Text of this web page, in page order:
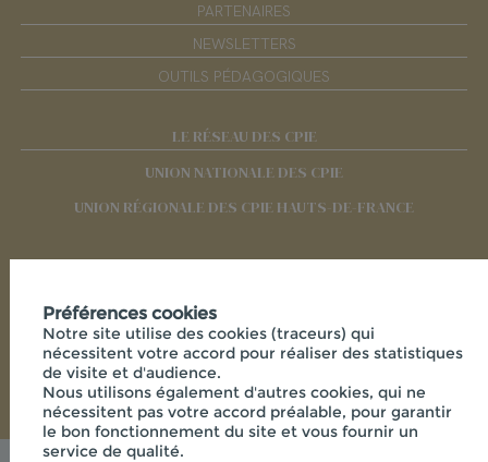
PARTENAIRES
NEWSLETTERS
OUTILS PÉDAGOGIQUES
LE RÉSEAU DES CPIE
UNION NATIONALE DES CPIE
UNION RÉGIONALE DES CPIE HAUTS-DE-FRANCE
Préférences cookies
Notre site utilise des cookies (traceurs) qui
nécessitent votre accord pour réaliser des statistiques
de visite et d'audience.
Nous utilisons également d'autres cookies, qui ne
nécessitent pas votre accord préalable, pour garantir
le bon fonctionnement du site et vous fournir un
service de qualité.